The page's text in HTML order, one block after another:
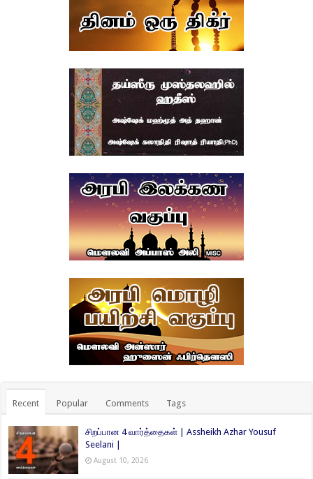
Recent Popular Comments Tags
சிறப்பான 4 வார்த்தைகள் | Assheikh Azhar Yousuf
Seelani |
August 10, 2026